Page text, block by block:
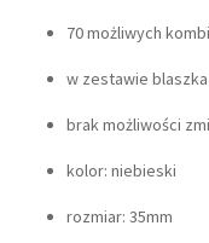
70 możliwych
w zestawie
brak możliwości
kolor: niebieski
rozmiar: 35mm